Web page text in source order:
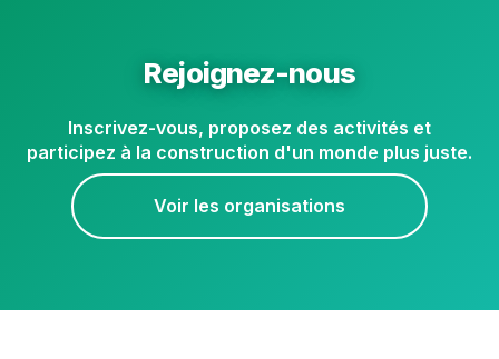
Rejoignez-nous
Inscrivez-vous, proposez des activités et
participez à la construction d'un monde plus juste.
Voir les organisations